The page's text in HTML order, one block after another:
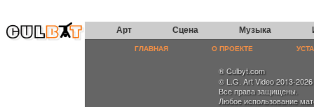
Арт Сцена Музыка
ГЛАВНАЯ О ПРОЕКТЕ
® Culbyt.com
© L.G. Art Video 2013-2026
Все права защищены.
Любое использование